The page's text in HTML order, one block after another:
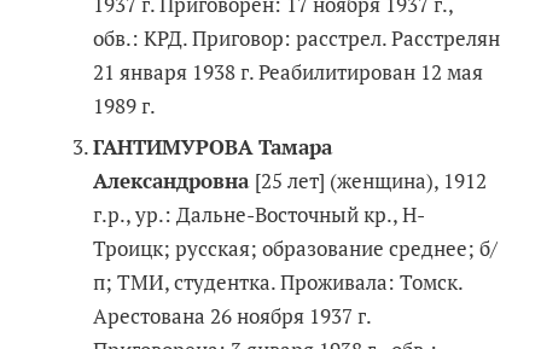
обв.: КРД. Приговор: расстрел. Расстрелян
21 января 1938 г. Реабилитирован 12 мая
1989 г.
ГАНТИМУРОВА Тамара
Александровна [25 лет] (женщина), 1912
г.р., ур.: Дальне-Восточный кр., Н-
Троицк; русская; образование среднее; б/
п; ТМИ, студентка. Проживала: Томск.
Арестована 26 ноября 1937 г.